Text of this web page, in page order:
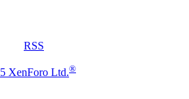
RSS
XenForo Ltd.®